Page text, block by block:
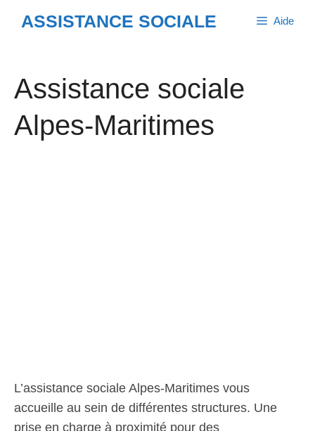
ASSISTANCE SOCIALE Aide
Assistance sociale
Alpes-Maritimes
L’assistance sociale Alpes-Maritimes vous
accueille au sein de différentes structures. Une
prise en charge à proximité pour des